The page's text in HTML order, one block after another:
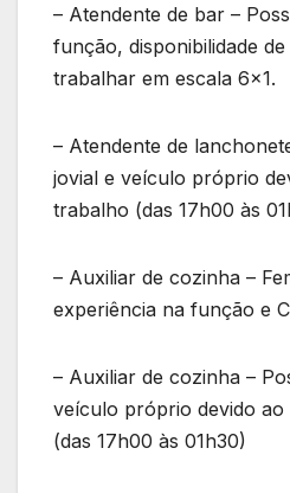
– Atendente de bar –
função, disponibilidade
trabalhar em escala 6×1.
– Atendente de
jovial e veículo próprio
trabalho (das 17h00 às
– Auxiliar de cozinha –
experiência na função e
– Auxiliar de cozinha –
veículo próprio devido
(das 17h00 às 01h30)